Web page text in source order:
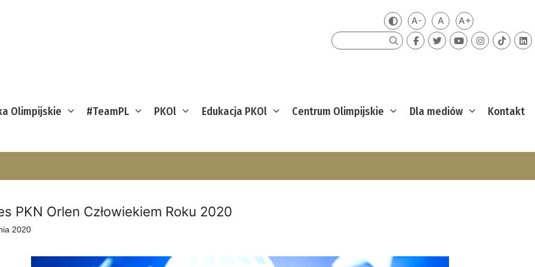
Zmień kontrast
A-Mniejsza czcionka
ADomyślna czcionka
A+Większa
Szukaj
Olimpijskie #TeamPL PKOl Edukacja PKOl Centrum Olimpijskie Dla mediów Kontakt
PKN Orlen Człowiekiem Roku 2020
2020